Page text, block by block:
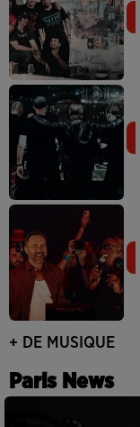
+ DE MUSIQUE
Paris News